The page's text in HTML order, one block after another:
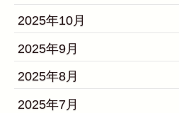
2025年10月
2025年9月
2025年8月
2025年7月